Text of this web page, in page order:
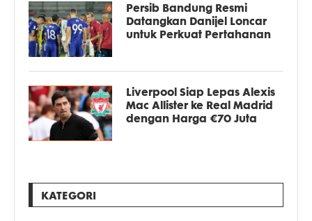
Persib Bandung Resmi
Datangkan Danijel Loncar
untuk Perkuat Pertahanan
Liverpool Siap Lepas Alexis
Mac Allister ke Real Madrid
dengan Harga €70 Juta
KATEGORI